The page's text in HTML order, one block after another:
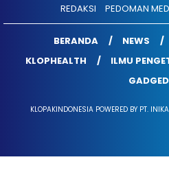
REDAKSI
PEDOMAN
BERANDA NEWS
KLOPHEALTH
ILMU
GADGED
KLOPAKINDONESIA POWERED BY PT.